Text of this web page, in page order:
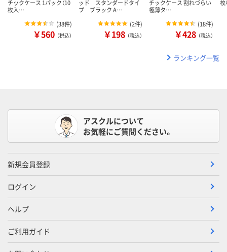
チックケース 1パック（10
枚入…
(38件)
￥560 （税込）
ッド スタンダードタイ
プ ブラック A…
(2件)
￥198 （税込）
チックケース 割れづらい
極薄タ…
(18件)
￥428 （税込）
枚
ランキング一覧
アスクルについて
お気軽にご質問ください。
新規会員登録
ログイン
ヘルプ
ご利用ガイド